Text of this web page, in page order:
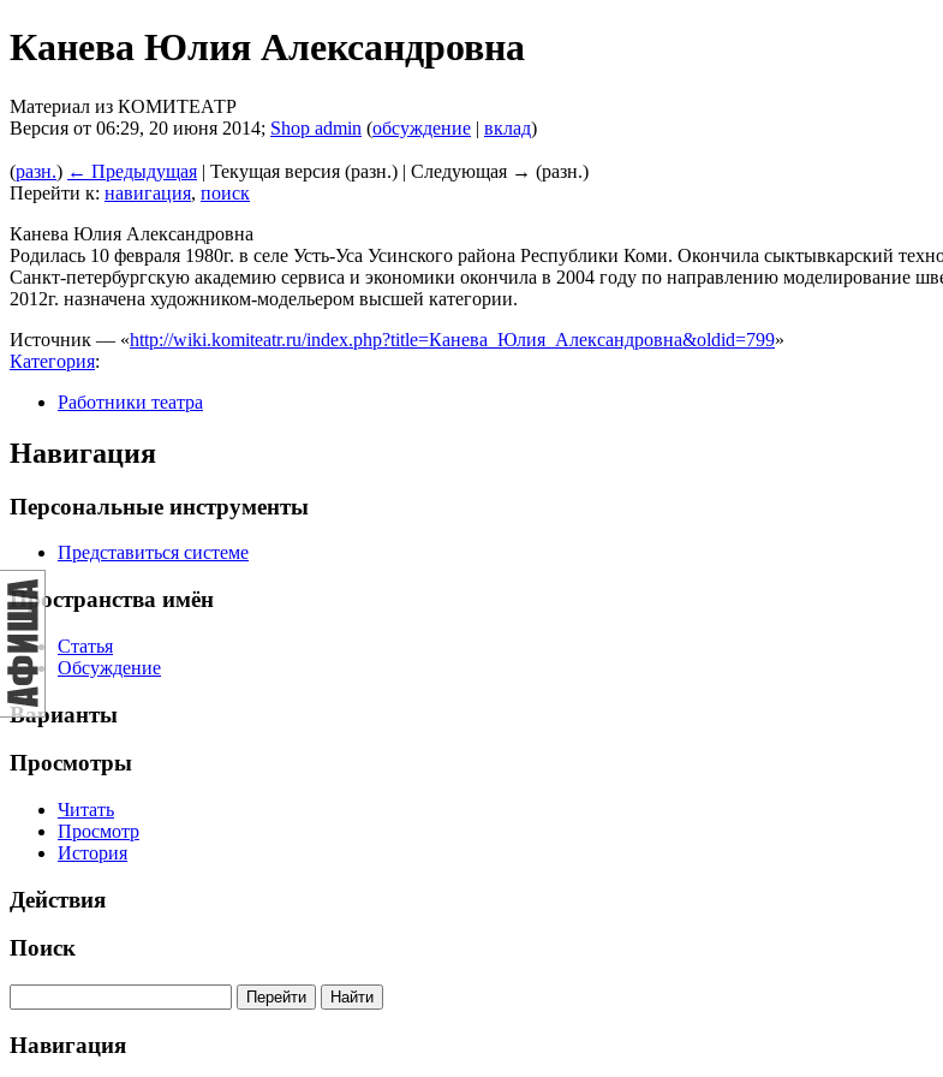
Канева Юлия Александровна
Материал из КОМИТЕАТР
Версия от 06:29, 20 июня 2014; Shop admin (обсуждение | вклад)
(разн.) ← Предыдущая | Текущая версия (разн.) | Следующая → (разн.)
Перейти к: навигация, поиск
Канева Юлия Александровна
Родилась 10 февраля 1980г. в селе Усть-Уса Усинского района Республики Коми. Окончила сыктывкарский
Санкт-петербургскую академию сервиса и экономики окончила в 2004 году по направлению моделирование
2012г. назначена художником-модельером высшей категории.
Источник — «http://wiki.komiteatr.ru/index.php?title=Канева_Юлия_Александровна&oldid=799»
Категория:
Работники театра
Навигация
Персональные инструменты
Представиться системе
Пространства имён
Статья
Обсуждение
Варианты
Просмотры
Читать
Просмотр
История
Действия
Поиск
Навигация